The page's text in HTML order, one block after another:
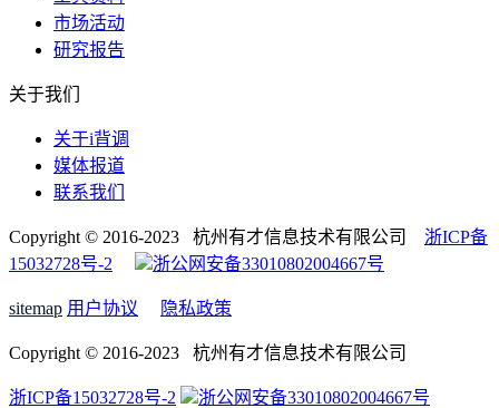
市场活动
研究报告
关于我们
关于i背调
媒体报道
联系我们
Copyright © 2016-2023 杭州有才信息技术有限公司 浙ICP备
15032728号-2
浙公网安备33010802004667号
sitemap 用户协议 隐私政策
Copyright © 2016-2023 杭州有才信息技术有限公司
浙ICP备15032728号-2
浙公网安备33010802004667号